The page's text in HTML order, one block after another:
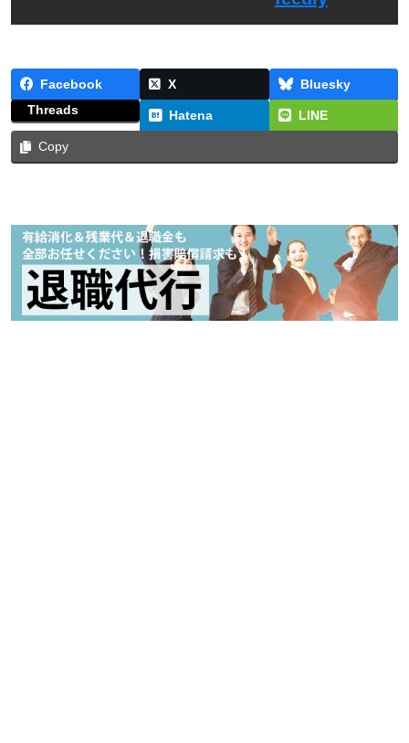
Facebook X
Bluesky
Threads
Hatena LINE
Copy